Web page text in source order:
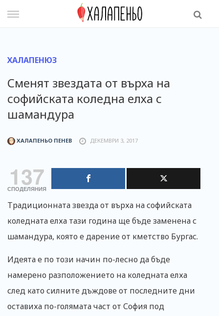
ХАЛАПЕНЮЗ
Сменят звездата от върха на
софийската коледна елха с
шамандура
ХАЛАПЕНЬО ПЕНЕВ ДЕКЕМВРИ 3, 2017
137
СПОДЕЛЯНИЯ
Традиционната звезда от върха на софийската
коледната елха тази година ще бъде заменена с
шамандура, която е дарение от кметство Бургас.
Идеята е по този начин по-лесно да бъде
намерено разположението на коледната елха
след като силните дъждове от последните дни
оставиха по-голямата част от София под